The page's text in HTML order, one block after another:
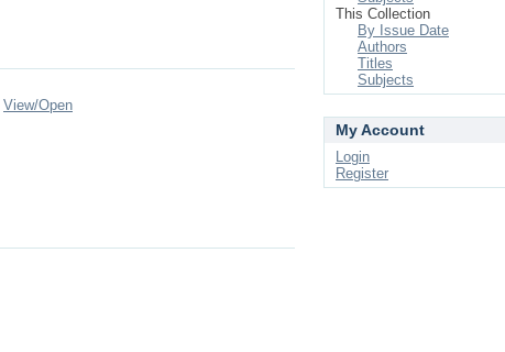
View/Open
This Collection
By Issue Date
Authors
Titles
Subjects
My Account
Login
Register